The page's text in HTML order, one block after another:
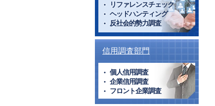
リファレンスチェック
ヘッドハンティング
反社会的勢力調査
信用調査部門
個人信用調査
企業信用調査
フロント企業調査